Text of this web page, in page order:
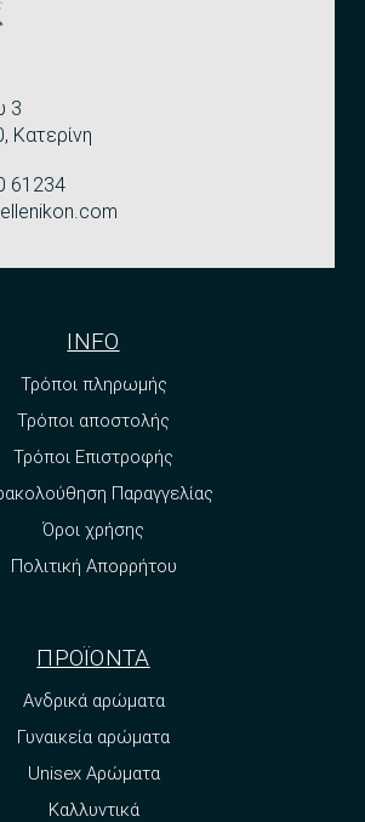
3
Κατερίνη
61234
INFO
Τρόποι πληρωμής
Τρόποι αποστολής
Τρόποι Επιστροφής
Παραγγελίας
Όροι χρήσης
Πολιτική Απορρήτου
ΠΡΟΪΟΝΤΑ
Ανδρικά αρώματα
Γυναικεία αρώματα
Unisex Αρώματα
Καλλυντικά